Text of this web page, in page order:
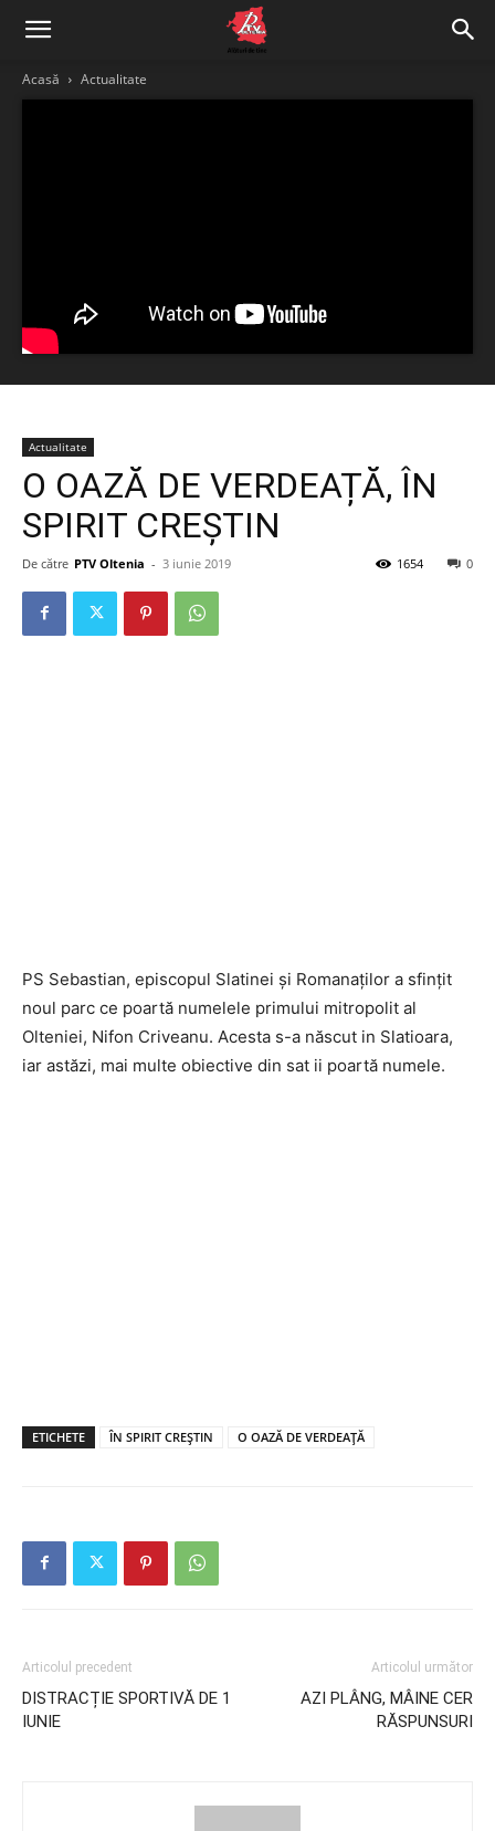
Acasă Actualitate
Actualitate
O OAZĂ DE VERDEAȚĂ, ÎN
SPIRIT CREȘTIN
De către PTV Oltenia - 3 iunie 2019 0
1654
PS Sebastian, episcopul Slatinei și Romanaților a sfințit
noul parc ce poartă numelele primului mitropolit al
Olteniei, Nifon Criveanu. Acesta s-a născut in Slatioara,
iar astăzi, mai multe obiective din sat ii poartă numele.
ETICHETE ÎN SPIRIT CREȘTIN O OAZĂ DE VERDEAȚĂ
Articolul precedent
DISTRACȚIE SPORTIVĂ DE 1
IUNIE
Articolul următor
AZI PLÂNG, MÂINE CER
RĂSPUNSURI